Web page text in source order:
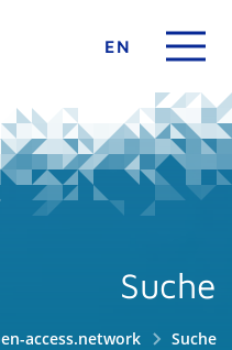
EN
Suche
access.network Suche